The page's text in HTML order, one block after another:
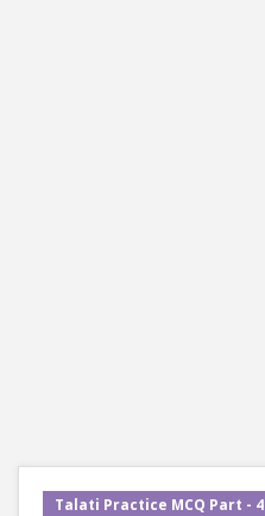
Talati Practice MCQ Part - 4